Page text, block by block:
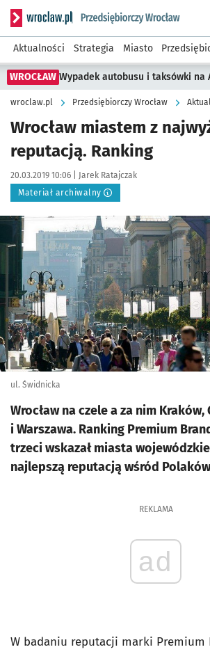
Serwis informacyjny wroclaw.pl
Aktualności Strategia Miasto
WROCŁAW Wypadek autobusu i taksówki na
wroclaw.pl Przedsiębiorczy Wrocław
Wrocław miastem z
reputacją. Ranking
Data publikacji:
20.03.2019 10:06 | Autor:
Jarek Ratajczak
Materiał archiwalny
Kliknij, aby powiększyć
ul. Świdnicka
Wrocław na czele a za nim Kraków,
i Warszawa. Ranking Premium
trzeci wskazał miasta
najlepszą reputacją wśród
REKLAMA
ad
W badaniu reputacji marki Premium